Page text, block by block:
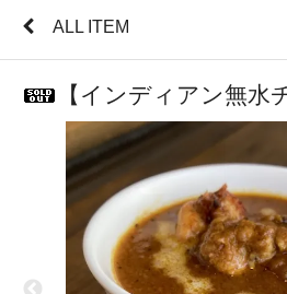
ALL ITEM
【インディアン無水